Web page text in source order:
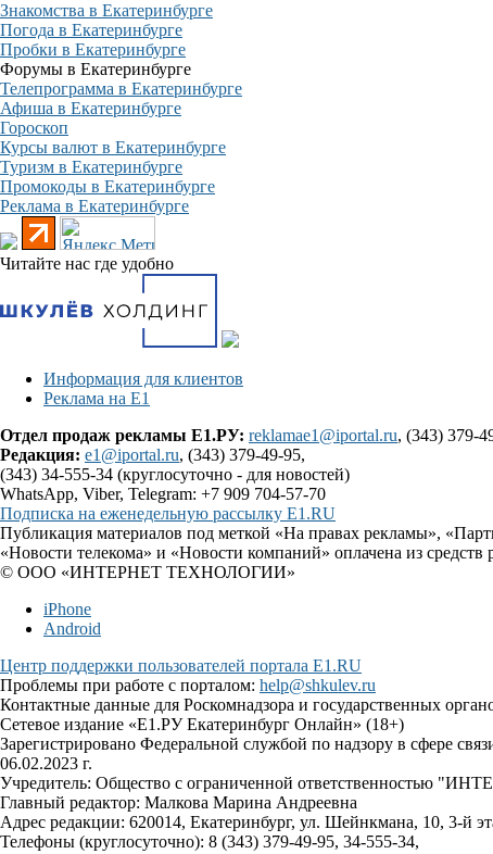
Знакомства в Екатеринбурге
Погода в Екатеринбурге
Пробки в Екатеринбурге
Форумы в Екатеринбурге
Телепрограмма в Екатеринбурге
Афиша в Екатеринбурге
Гороскоп
Курсы валют в Екатеринбурге
Туризм в Екатеринбурге
Промокоды в Екатеринбурге
Реклама в Екатеринбурге
Читайте нас где удобно
Информация для клиентов
Реклама на Е1
Отдел продаж рекламы Е1.РУ: reklamae1@iportal.ru, (343) 379-
Редакция: e1@iportal.ru, (343) 379-49-95,
(343) 34-555-34 (круглосуточно - для новостей)
WhatsApp, Viber, Telegram: +7 909 704-57-70
Подписка на еженедельную рассылку E1.RU
Публикация материалов под меткой «На правах рекламы»,
«Новости телекома» и «Новости компаний» оплачена из средств
© ООО «ИНТЕРНЕТ ТЕХНОЛОГИИ»
iPhone
Android
Центр поддержки пользователей портала E1.RU
Проблемы при работе с порталом: help@shkulev.ru
Контактные данные для Роскомнадзора и государственных
Сетевое издание «Е1.РУ Екатеринбург Онлайн» (18+)
Зарегистрировано Федеральной службой по надзору в сфере
06.02.2023 г.
Учредитель: Общество с ограниченной ответственностью
Главный редактор: Малкова Марина Андреевна
Адрес редакции: 620014, Екатеринбург, ул. Шейнкмана, 10, 3-й
Телефоны (круглосуточно): 8 (343) 379-49-95, 34-555-34,